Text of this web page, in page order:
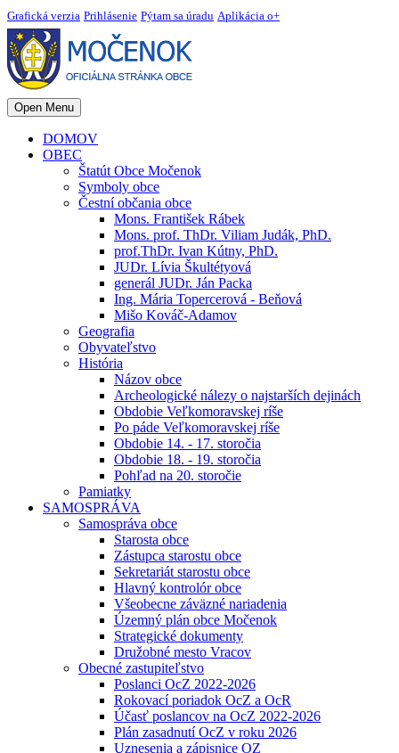
Grafická verzia Prihlásenie Pýtam sa úradu Aplikácia o+
Open Menu
DOMOV
OBEC
Štatút Obce Močenok
Symboly obce
Čestní občania obce
Mons. František Rábek
Mons. prof. ThDr. Viliam Judák, PhD.
prof.ThDr. Ivan Kútny, PhD.
JUDr. Lívia Škultétyová
generál JUDr. Ján Packa
Ing. Mária Topercerová - Beňová
Mišo Kováč-Adamov
Geografia
Obyvateľstvo
História
Názov obce
Archeologické nálezy o najstarších dejinách
Obdobie Veľkomoravskej ríše
Po páde Veľkomoravskej ríše
Obdobie 14. - 17. storočia
Obdobie 18. - 19. storočia
Pohľad na 20. storočie
Pamiatky
SAMOSPRÁVA
Samospráva obce
Starosta obce
Zástupca starostu obce
Sekretariát starostu obce
Hlavný kontrolór obce
Všeobecne záväzné nariadenia
Územný plán obce Močenok
Strategické dokumenty
Družobné mesto Vracov
Obecné zastupiteľstvo
Poslanci OcZ 2022-2026
Rokovací poriadok OcZ a OcR
Účasť poslancov na OcZ 2022-2026
Plán zasadnutí OcZ v roku 2026
Uznesenia a zápisnice OZ